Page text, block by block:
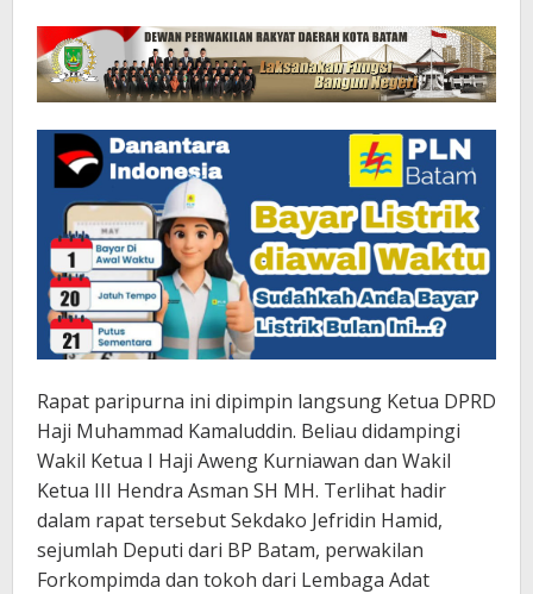
Rapat paripurna ini dipimpin langsung Ketua DPRD
Haji Muhammad Kamaluddin. Beliau didampingi
Wakil Ketua I Haji Aweng Kurniawan dan Wakil
Ketua III Hendra Asman SH MH. Terlihat hadir
dalam rapat tersebut Sekdako Jefridin Hamid,
sejumlah Deputi dari BP Batam, perwakilan
Forkompimda dan tokoh dari Lembaga Adat